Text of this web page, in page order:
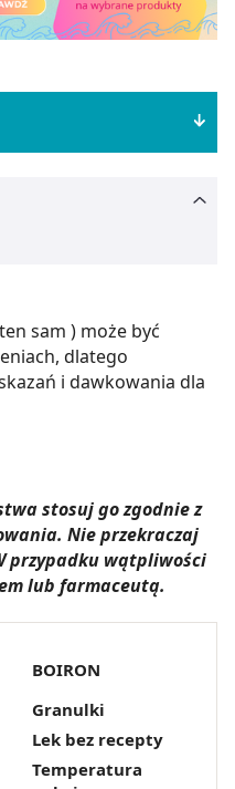
sam ) może być
dlatego
i dawkowania dla
stosuj go zgodnie z
Nie przekraczaj
przypadku wątpliwości
lub farmaceutą.
BOIRON
Granulki
Lek bez recepty
Temperatura